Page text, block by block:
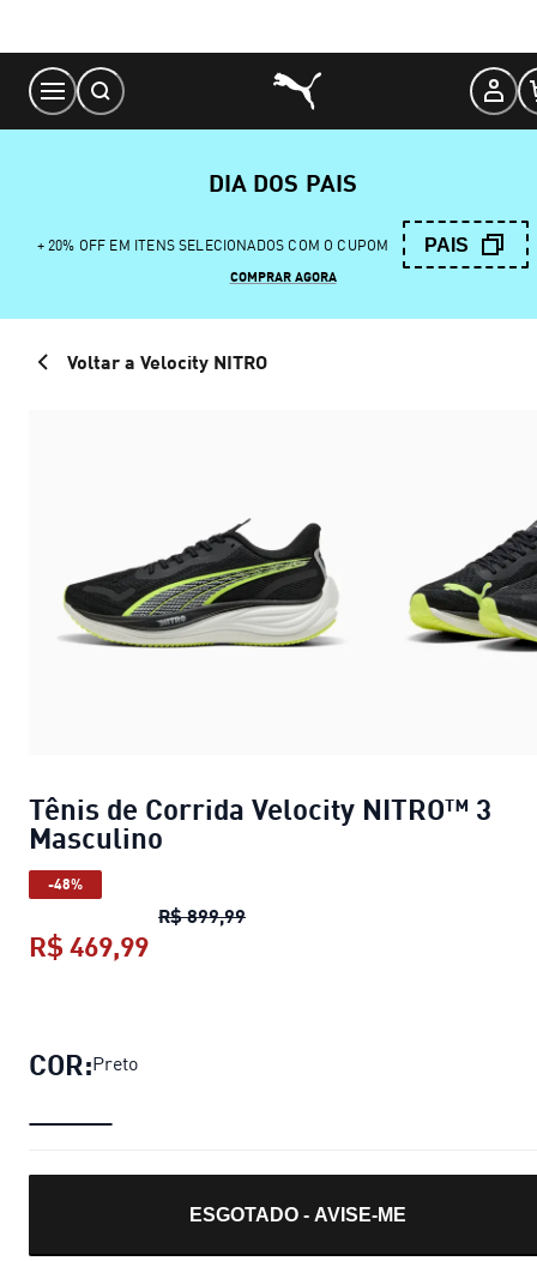
Content
DIA DOS PAIS
+ 20% OFF EM ITENS SELECIONADOS COM O CUPOM PAIS
COMPRAR AGORA
Voltar a Velocity NITRO
Tênis de Corrida Velocity NITRO™ 3
Masculino
-48%
R$ 899,99Tênis de Corrida Velocity
R$ 469,99
COR:Preto
ESGOTADO - AVISE-ME